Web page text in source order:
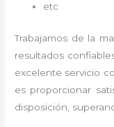
etc
Trabajamos de la
resultados
excelente servicio
es proporcionar
disposición,